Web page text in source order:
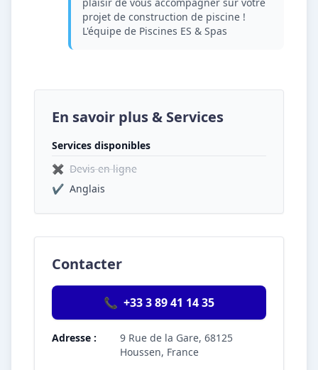
projet de construction de piscine !
L'équipe de Piscines ES & Spas
En savoir plus & Services
Services disponibles
✖ Devis en ligne
✔ Anglais
Contacter
📞 +33 3 89 41 14 35
Adresse :
9 Rue de la Gare, 68125
Houssen, France